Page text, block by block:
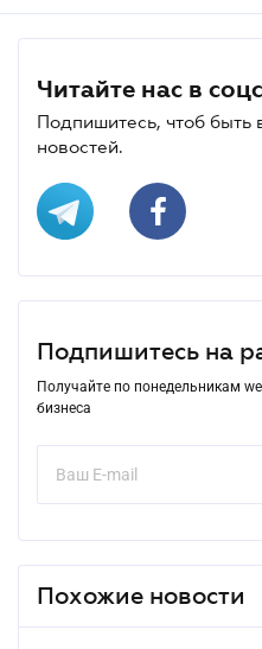
Читайте нас в
Подпишитесь, чтоб быть
новостей.
Подпишитесь на
Получайте по понедельникам
бизнеса
Похожие новости